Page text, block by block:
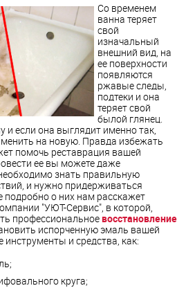
Со временем
ванна теряет
свой
изначальный
внешний вид, на
ее поверхности
появляются
ржавые следы,
подтеки и она
теряет свой
былой глянец.
и если она выглядит именно так,
на новую. Правда избежать
помочь реставрация вашей
ее вы можете даже
знать правильную
и нужно придерживаться
подробно о них нам расскажет
"УЮТ-Cервис", в которой,
профессиональноевосстановление
испорченную эмаль вашей
и средства, как:
круга;